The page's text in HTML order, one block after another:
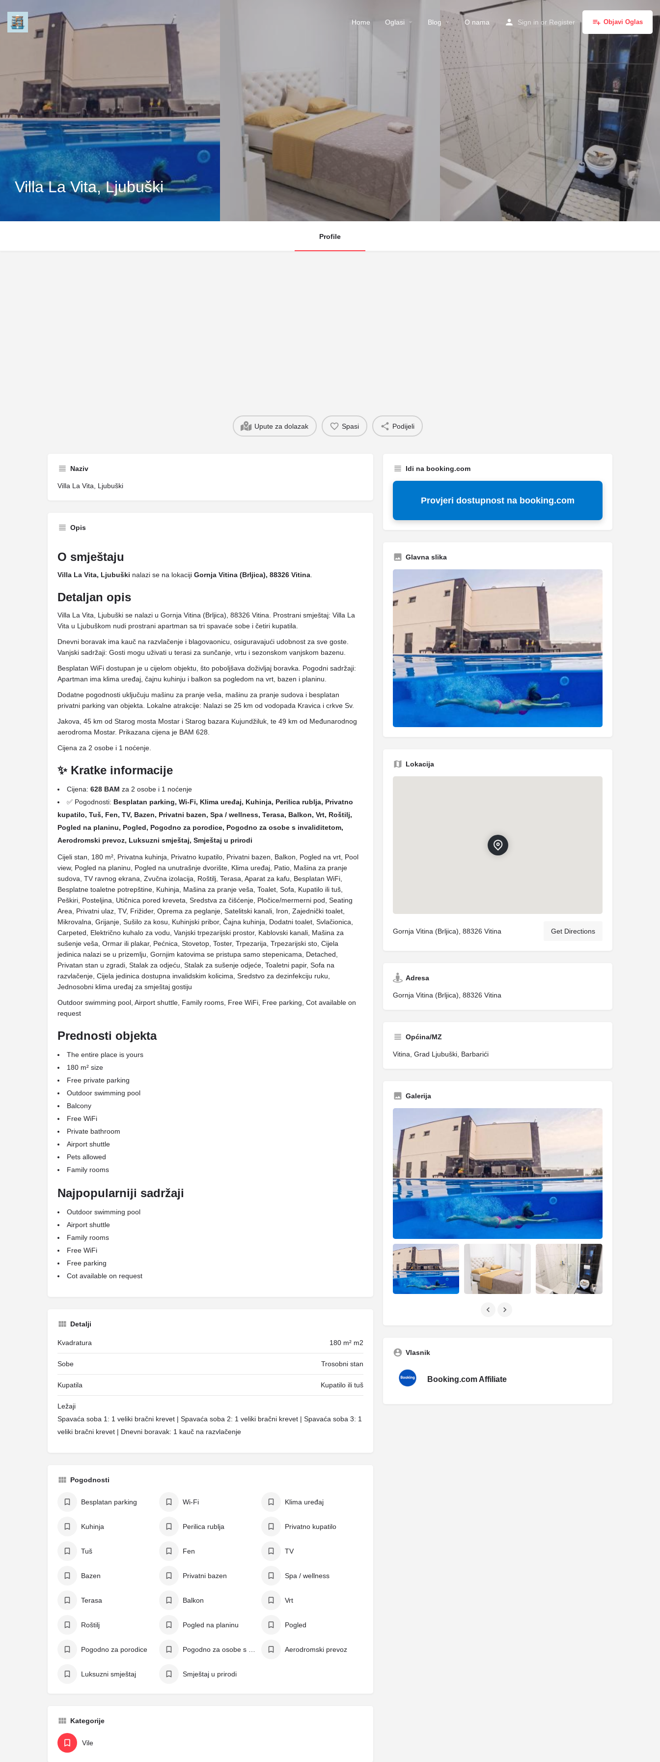
Home Oglasi Blog O nama Sign in or Register Objavi Oglas
Villa La Vita, Ljubuški
Profile
Upute za dolazak Spasi Podijeli
Naziv
Villa La Vita, Ljubuški
Opis
O smještaju
Villa La Vita, Ljubuški nalazi se na lokaciji Gornja Vitina (Brljica), 88326 Vitina
Detaljan opis
Villa La Vita, Ljubuški se nalazi u Gornja Vitina (Brljica), 88326 Vitina. Prostrani smještaj: Villa La
Vita u Ljubuškom nudi prostrani apartman sa tri spavaće sobe i četiri kupatila.
Dnevni boravak ima kauč na razvlačenje i blagovaonicu, osiguravajući udobnost za sve goste.
Vanjski sadržaji: Gosti mogu uživati ​​u terasi za sunčanje, vrtu i sezonskom vanjskom bazenu.
Besplatan WiFi dostupan je u cijelom objektu, što poboljšava doživljaj boravka. Pogodni sadržaji:
Apartman ima klima uređaj, čajnu kuhinju i balkon sa pogledom na vrt, bazen i planinu.
Dodatne pogodnosti uključuju mašinu za pranje veša, mašinu za pranje sudova i besplatan
privatni parking van objekta. Lokalne atrakcije: Nalazi se 25 km od vodopada Kravica i crkve Sv.
Jakova, 45 km od Starog mosta Mostar i Starog bazara Kujundžiluk, te 49 km od Međunarodnog
aerodroma Mostar. Prikazana cijena je BAM 628.
Cijena za 2 osobe i 1 noćenje.
✨ Kratke informacije
Cijena: 628 BAM za 2 osobe i 1 noćenje
✅ Pogodnosti: Besplatan parking, Wi-Fi, Klima uređaj, Kuhinja, Perilica rublja, Privatno
kupatilo, Tuš, Fen, TV, Bazen, Privatni bazen, Spa / wellness, Terasa, Balkon, Vrt, Roštilj,
Pogled na planinu, Pogled, Pogodno za porodice, Pogodno za osobe s invaliditetom,
Aerodromski prevoz, Luksuzni smještaj, Smještaj u prirodi
Cijeli stan, 180 m², Privatna kuhinja, Privatno kupatilo, Privatni bazen, Balkon, Pogled na vrt, Pool
view, Pogled na planinu, Pogled na unutrašnje dvorište, Klima uređaj, Patio, Mašina za pranje
sudova, TV ravnog ekrana, Zvučna izolacija, Roštilj, Terasa, Aparat za kafu, Besplatan WiFi,
Besplatne toaletne potrepštine, Kuhinja, Mašina za pranje veša, Toalet, Sofa, Kupatilo ili tuš,
Peškiri, Posteljina, Utičnica pored kreveta, Sredstva za čišćenje, Pločice/mermerni pod, Seating
Area, Privatni ulaz, TV, Frižider, Oprema za peglanje, Satelitski kanali, Iron, Zajednički toalet,
Mikrovalna, Grijanje, Sušilo za kosu, Kuhinjski pribor, Čajna kuhinja, Dodatni toalet, Svlačionica,
Carpeted, Električno kuhalo za vodu, Vanjski trpezarijski prostor, Kablovski kanali, Mašina za
sušenje veša, Ormar ili plakar, Pećnica, Stovetop, Toster, Trpezarija, Trpezarijski sto, Cijela
jedinica nalazi se u prizemlju, Gornjim katovima se pristupa samo stepenicama, Detached,
Privatan stan u zgradi, Stalak za odjeću, Stalak za sušenje odjeće, Toaletni papir, Sofa na
razvlačenje, Cijela jedinica dostupna invalidskim kolicima, Sredstvo za dezinfekciju ruku,
Jednosobni klima uređaj za smještaj gostiju
Outdoor swimming pool, Airport shuttle, Family rooms, Free WiFi, Free parking, Cot available on
request
Prednosti objekta
The entire place is yours
180 m² size
Free private parking
Outdoor swimming pool
Balcony
Free WiFi
Private bathroom
Airport shuttle
Pets allowed
Family rooms
Najpopularniji sadržaji
Outdoor swimming pool
Airport shuttle
Family rooms
Free WiFi
Free parking
Cot available on request
Detalji
Kvadratura 180 m² m2
Sobe Trosobni stan
Kupatila Kupatilo ili tuš
Ležaji
Spavaća soba 1: 1 veliki bračni krevet | Spavaća soba 2: 1 veliki bračni krevet | Spavaća soba 3: 1
veliki bračni krevet | Dnevni boravak: 1 kauč na razvlačenje
Pogodnosti
Besplatan parking Wi-Fi Klima uređaj
Kuhinja Perilica rublja Privatno kupatilo
Tuš Fen TV
Bazen Privatni bazen Spa / wellness
Terasa Balkon Vrt
Roštilj Pogled na planinu Pogled
Pogodno za porodice Aerodromski prevoz
Luksuzni smještaj Smještaj u prirodi
Kategorije
Vile
Idi na booking.com
Provjeri dostupnost na booking.com
Glavna slika
Lokacija
Gornja Vitina (Brljica), 88326 Vitina Get Directions
Adresa
Gornja Vitina (Brljica), 88326 Vitina
Općina/MZ
Vitina, Grad Ljubuški, Barbarići
Galerija
Vlasnik
Booking.com Affiliate